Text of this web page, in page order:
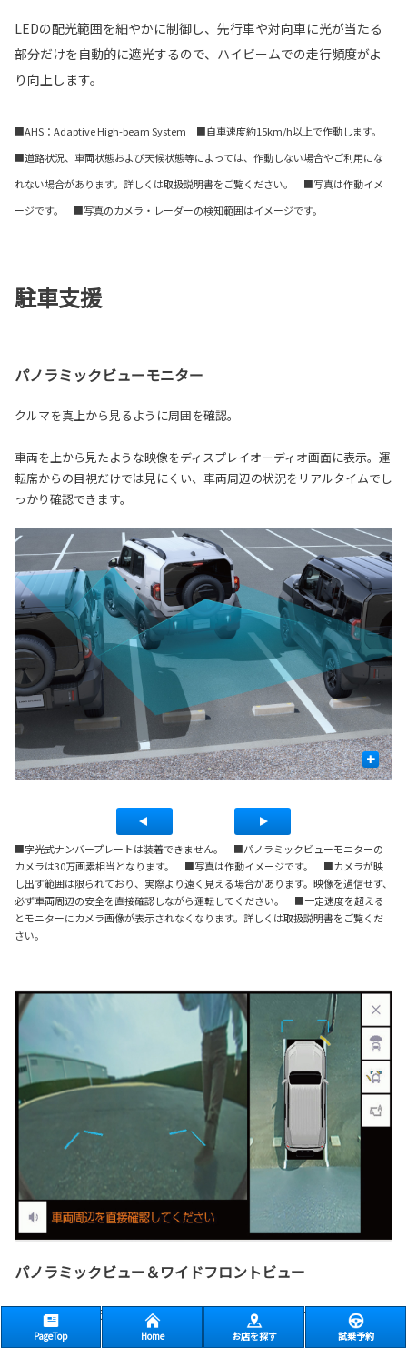
LEDの配光範囲を細やかに制御し、先行車や対向車に光が当たる
部分だけを自動的に遮光するので、ハイビームでの走行頻度がよ
り向上します。
■AHS：Adaptive High-beam System ■自車速度約15km/h以上で作動します。
■道路状況、車両状態および天候状態等によっては、作動しない場合やご利用にな
れない場合があります。詳しくは取扱説明書をご覧ください。 ■写真は作動イメ
ージです。 ■写真のカメラ・レーダーの検知範囲はイメージです。
駐車支援
パノラミックビューモニター
クルマを真上から見るように周囲を確認。
車両を上から見たような映像をディスプレイオーディオ画面に表示。運
転席からの目視だけでは見にくい、車両周辺の状況をリアルタイムでし
っかり確認できます。
+
■字光式ナンバープレートは装着できません。 ■パノラミックビューモニターの
カメラは30万画素相当となります。 ■写真は作動イメージです。 ■カメラが映
し出す範囲は限られており、実際より遠く見える場合があります。映像を過信せず、
必ず車両周辺の安全を直接確認しながら運転してください。 ■一定速度を超える
とモニターにカメラ画像が表示されなくなります。詳しくは取扱説明書をご覧くだ
さい。
パノラミックビュー＆ワイドフロントビュー
見通しの悪い交差点等で、左右方向の状況確認をサポートしま
す。PageTop Home お店を探す 試乗予約